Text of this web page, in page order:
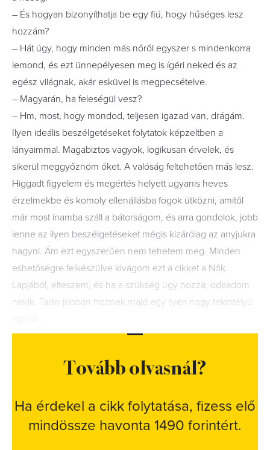
– És hogyan bizonyíthatja be egy fiú, hogy hűséges lesz
hozzám?
– Hát úgy, hogy minden más nőről egyszer s mindenkorra
lemond, és ezt ünnepélyesen meg is ígéri neked és az
egész világnak, akár esküvel is megpecsételve.
– Magyarán, ha feleségül vesz?
– Hm, most, hogy mondod, teljesen igazad van, drágám.
Ilyen ideális beszélgetéseket folytatok képzeltben a
lányaimmal. Magabiztos vagyok, logikusan érvelek, és
sikerül meggyőznöm őket. A valóság feltehetően más lesz.
Higgadt figyelem és megértés helyett ugyanis heves
érzelmekbe és komoly ellenállásba fogok ütközni, amitől
már most inamba száll a bátorságom, és arra gondolok, jobb
lenne az ilyen beszélgetéseket mégis kizárólag az anyjukra
hagyni. Ám ezt egyszerűen nem tehetem meg. Minden
eshetőségre felkészülve kivágom ezt a cikket a Nők
Lapjából, elteszem, és ha a szükség úgy hozza, odaadom
nekik. Talán jobban hisznek majd egy ilyen nagy tekintélyű
Tovább olvasnál?
Ha érdekel a cikk folytatása, fizess elő
mindössze havonta 1490 forintért.